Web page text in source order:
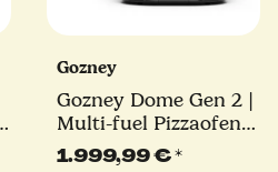
Gozney
Gozney Dome Gen 2 |
Multi-fuel Pizzaofen |
schwarz oder creme
1.999,99 €*